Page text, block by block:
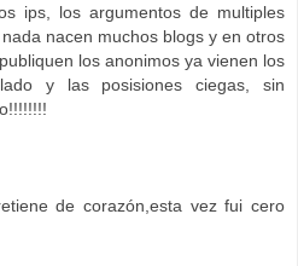
ips, los argumentos de multiples
nacen muchos blogs y en otros
los anonimos ya vienen los
y las posisiones ciegas, sin
de corazón,esta vez fui cero